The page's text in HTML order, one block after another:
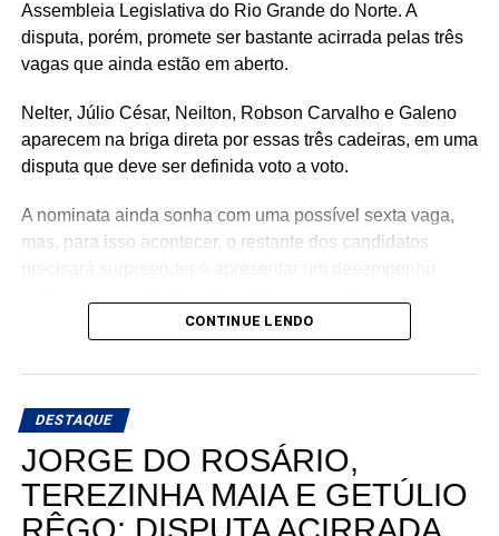
Assembleia Legislativa do Rio Grande do Norte. A
disputa, porém, promete ser bastante acirrada pelas três
vagas que ainda estão em aberto.
Nelter, Júlio César, Neilton, Robson Carvalho e Galeno
aparecem na briga direta por essas três cadeiras, em uma
disputa que deve ser definida voto a voto.
A nominata ainda sonha com uma possível sexta vaga,
mas, para isso acontecer, o restante dos candidatos
Teoricamente, Kleber Rodrigues e Cinthia, esposa de
Allyson Bezerra, pré-candidato ao Governo do Estado,
votação dentro da nominata.
Com cinco cadeiras consideradas viáveis e uma sexta
dependendo de um desempenho acima do esperado, a
briga interna do União Progressista promete ser uma das
CONTINUE LENDO
DESTAQUE
JORGE DO ROSÁRIO,
TEREZINHA MAIA E GETÚLIO